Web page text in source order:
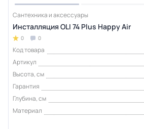
Сантехника и аксессуары
Инсталляция OLI 74 Plus Happy Air
0 0
Код товара
Артикул
Высота, см
Гарантия
Глубина, см
Материал